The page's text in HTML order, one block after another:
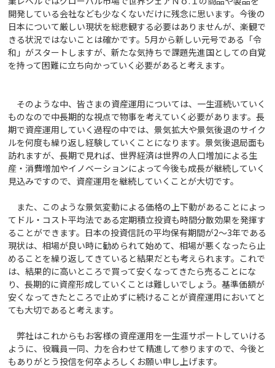
開発している会社なども少なくないだけに残念に思います。今後の
日本について厳しい現状を総悲観する必要はありませんが、楽観で
きる状況ではないことは確かです。5月から新しい元号である「令
和」がスタートしますが、新たな気持ちで課題先進国としての自覚
を持って困難に立ち向かっていく必要があると考えます。
そのような中、皆さまの資産運用については、一生涯続いていく
ものなので中長期的な視点で物事を考えていく必要があります。長
期で資産運用していく過程の中では、景気拡大や景気後退のサイク
ルを何度も繰り返し経験していくことになります。景気後退局面も
訪れますが、長期で見れば、世界経済は世界の人口増加による生
産・消費増加やイノベーションによって今後も成長が継続していく
見込みですので、資産運用を継続していくことが大切です。
また、このような景気変動による価格の上下動があることによっ
てドル・コスト平均法である定期積立投資も時間分散効果を発揮す
ることができます。日本の投資信託の平均保有期間が2～3年である
現状は、相場が良い時に勧められて始めて、相場が悪くなったら止
めることを繰り返してきていると結果だとも考えられます。これで
は、結果的に高いところで買って安くなってきたら売ることにな
り、長期的に資産形成していくことは難しいでしょう。基準価額が
安くなってきたところで止めずに続けることが資産運用においてと
ても大切であると考えます。
弊社はこれからもお客様の資産運用を一生涯サポートしていける
ように、役職員一同、力を合わせて精進して参りますので、今後と
もありがとう投信を何卒よろしくお願い申し上げます。